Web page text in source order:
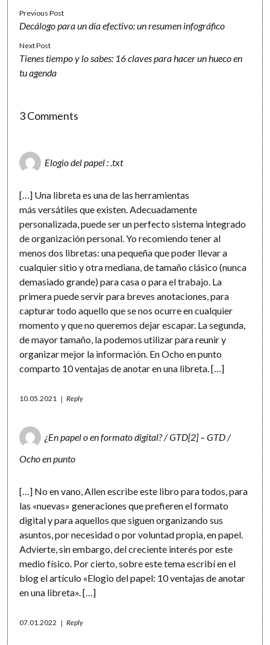
Previous Post
Decálogo para un día efectivo: un resumen infográfico
Next Post
Tienes tiempo y lo sabes: 16 claves para hacer un hueco en
tu agenda
3 Comments
Elogio del papel : .txt
[…] Una libreta es una de las herramientas
más versátiles que existen. Adecuadamente
personalizada, puede ser un perfecto sistema integrado
de organización personal. Yo recomiendo tener al
menos dos libretas: una pequeña que poder llevar a
cualquier sitio y otra mediana, de tamaño clásico (nunca
demasiado grande) para casa o para el trabajo. La
primera puede servir para breves anotaciones, para
capturar todo aquello que se nos ocurre en cualquier
momento y que no queremos dejar escapar. La segunda,
de mayor tamaño, la podemos utilizar para reunir y
organizar mejor la información. En Ocho en punto
comparto 10 ventajas de anotar en una libreta. […]
10.05.2021 Reply
¿En papel o en formato digital? / GTD[2] – GTD /
Ocho en punto
[…] No en vano, Allen escribe este libro para todos, para
las «nuevas» generaciones que prefieren el formato
digital y para aquellos que siguen organizando sus
asuntos, por necesidad o por voluntad propia, en papel.
Advierte, sin embargo, del creciente interés por este
medio físico. Por cierto, sobre este tema escribí en el
blog el artículo «Elogio del papel: 10 ventajas de anotar
en una libreta». […]
07.01.2022 Reply